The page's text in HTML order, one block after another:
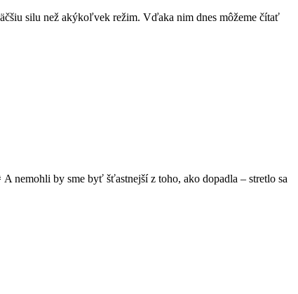
silu než akýkoľvek režim. Vďaka nim dnes môžeme čítať
nemohli by sme byť šťastnejší z toho, ako dopadla – stretlo sa